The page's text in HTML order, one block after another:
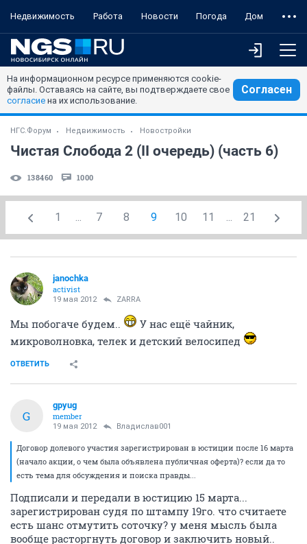
Недвижимость Работа Новости Погода Дом
На информационном ресурсе применяются cookie-
файлы. Оставаясь на сайте, вы подтверждаете свое
согласие на их использование.
Согласен
НГС.Форум Недвижимость Новостройки
Чистая Слобода 2 (II очередь) (часть 6)
138460 1000
1 ... 7 8 9 10 11 ... 21
janochka
activist
19 мая 2012 ZARRA
Мы побогаче будем..
У нас ещё чайник,
микроволновка, телек и детский велосипед
ОТВЕТИТЬ
G
gpyug
member
19 мая 2012 Владислав001
Договор долевого участия зарегистрирован в юстиции после 16 марта
(начало акции, о чем была объявлена публичная оферта)? если да то
есть тема для обсуждения и поиска правды...
Подписали и передали в юстицию 15 марта...
зарегистрирован судя по штампу 19го. что считаете
есть шанс отмутить соточку? у меня мысль была
вообще расторгнуть договор и заключить новый..